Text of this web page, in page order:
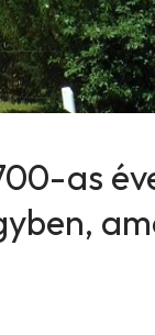
as